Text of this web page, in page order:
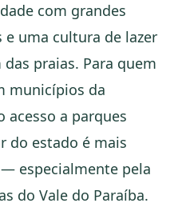
com grandes
uma cultura de lazer
praias. Para quem
municípios da
acesso a parques
do estado é mais
especialmente pela
do Vale do Paraíba.